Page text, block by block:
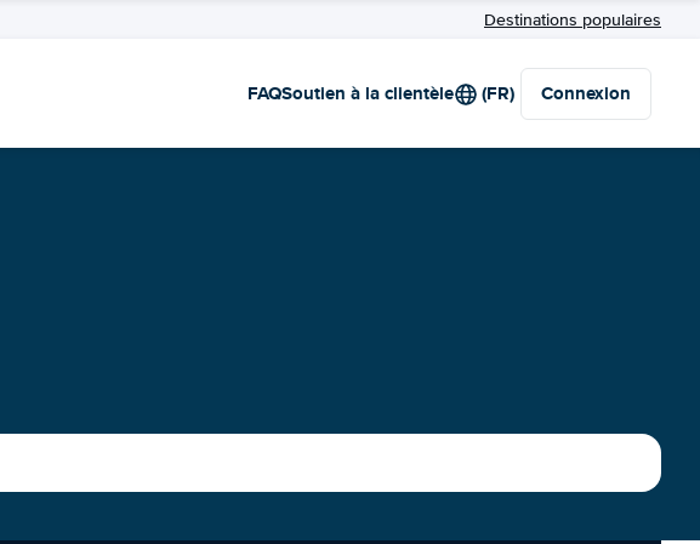
Destinations populaires
FAQSoutien à la clientèle (FR) Connexion